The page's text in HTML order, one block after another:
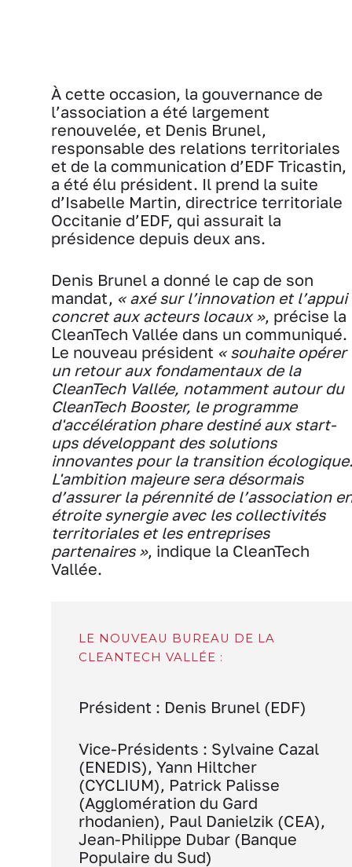
À cette occasion, la gouvernance de
l’association a été largement
renouvelée, et Denis Brunel,
responsable des relations territoriales
et de la communication d’EDF Tricastin,
a été élu président. Il prend la suite
d’Isabelle Martin, directrice territoriale
Occitanie d’EDF, qui assurait la
présidence depuis deux ans.
Denis Brunel a donné le cap de son
mandat, « axé sur l’innovation et l’appui
concret aux acteurs locaux », précise la
CleanTech Vallée dans un communiqué.
Le nouveau président « souhaite opérer
un retour aux fondamentaux de la
CleanTech Vallée, notamment autour du
CleanTech Booster, le programme
d'accélération phare destiné aux start-
ups développant des solutions
innovantes pour la transition
L'ambition majeure sera désormais
d’assurer la pérennité de l’association
étroite synergie avec les collectivités
territoriales et les entreprises
partenaires », indique la CleanTech
Vallée.
LE NOUVEAU BUREAU DE LA
CLEANTECH VALLÉE :
Président : Denis Brunel (EDF)
Vice-Présidents : Sylvaine Cazal
(ENEDIS), Yann Hiltcher
(CYCLIUM), Patrick Palisse
(Agglomération du Gard
rhodanien), Paul Danielzik (CEA),
Jean-Philippe Dubar (Banque
Populaire du Sud)